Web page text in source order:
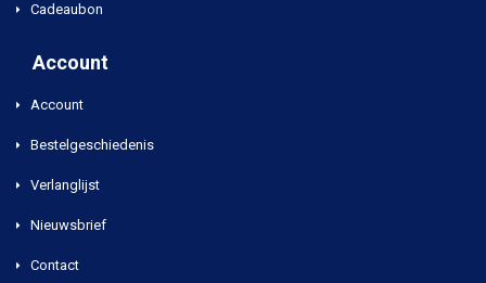
Cadeaubon
Account
Account
Bestelgeschiedenis
Verlanglijst
Nieuwsbrief
Contact